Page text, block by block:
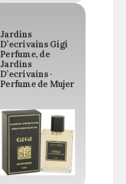
Jardins
D’ecrivains Gigi
Perfume, de
Jardins
D’ecrivains ·
Perfume de Mujer